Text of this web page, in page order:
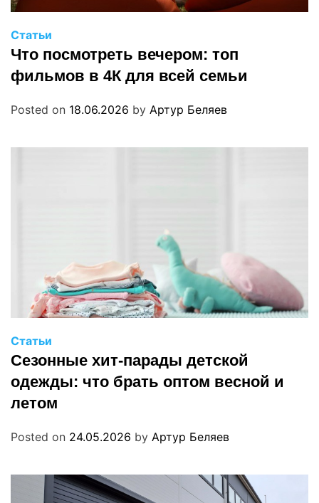
Статьи
Что посмотреть вечером: топ
фильмов в 4К для всей семьи
Posted on 18.06.2026 by Артур Беляев
Статьи
Сезонные хит-парады детской
одежды: что брать оптом весной и
летом
Posted on 24.05.2026 by Артур Беляев